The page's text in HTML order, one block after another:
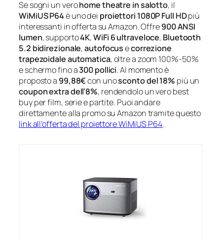
Se sogni un verohome theatre in salotto, il
WiMiUS P64è uno dei proiettori 1080P Full HDpiù
interessanti in offerta su Amazon. Offre900 ANSI
lumen, supporto4K,WiFi 6 ultraveloce, Bluetooth
5.2 bidirezionale,autofocusecorrezione
trapezoidale automatica, oltre a zoom 100%-50%
e schermo fino a300 pollici. Al momento è
proposto a 99,88€con unosconto del 18% più un
coupon extra dell’8%, rendendolo un vero best
buy per film, serie e partite. Puoi andare
direttamente alla promo su Amazon tramite questo
link all’offerta del proiettore WiMiUS P64.